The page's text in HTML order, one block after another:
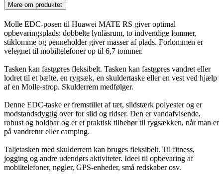
Mere om produktet
Molle EDC-posen til Huawei MATE RS giver optimal
opbevaringsplads: dobbelte lynlåsrum, to indvendige lommer,
stiklomme og penneholder giver masser af plads. Forlommen er
velegnet til mobiltelefoner op til 6,7 tommer.
Tasken kan fastgøres fleksibelt. Tasken kan fastgøres vandret eller
lodret til et bælte, en rygsæk, en skuldertaske eller en vest ved hjælp
af en Molle-strop. Skulderrem medfølger.
Denne EDC-taske er fremstillet af tæt, slidstærk polyester og er
modstandsdygtig over for slid og ridser. Den er vandafvisende,
robust og holdbar og er et praktisk tilbehør til rygsækken, når man er
på vandretur eller camping.
Taljetasken med skulderrem kan bruges fleksibelt. Til fitness,
jogging og andre udendørs aktiviteter. Ideel til opbevaring af
mobiltelefoner, nøgler, GPS-enheder, små redskaber osv.